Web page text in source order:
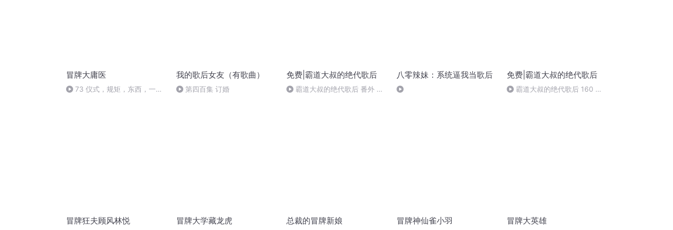
冒牌大庸医
73 仪式，规矩，东西，一样
我的歌后女友（有歌曲）
第四百集 订婚
免费|霸道大叔的绝代歌后
霸道大叔的绝代歌后 番外 大
八零辣妹：系统逼我当歌后 免费|霸道大叔的绝代歌后
霸道大叔的绝代歌后 160 疯
冒牌狂夫顾风林悦 冒牌大学藏龙虎 总裁的冒牌新娘 冒牌神仙雀小羽 冒牌大英雄